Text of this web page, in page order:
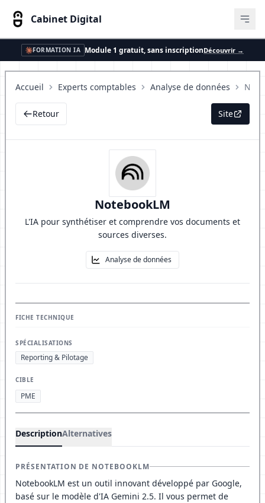
Cabinet Digital
FORMATION IA Module 1 gratuit, sans inscriptionDécouvrir →
Accueil Experts comptables Analyse de données
Retour Site
NotebookLM
L'IA pour synthétiser et comprendre vos documents et
sources diverses.
Analyse de données
FICHE TECHNIQUE
SPÉCIALISATIONS
Reporting & Pilotage
CIBLE
PME
DescriptionAlternatives
PRÉSENTATION DE NOTEBOOKLM
NotebookLM est un outil innovant développé par Google,
basé sur le modèle d'IA Gemini 2.5. Il vous permet de